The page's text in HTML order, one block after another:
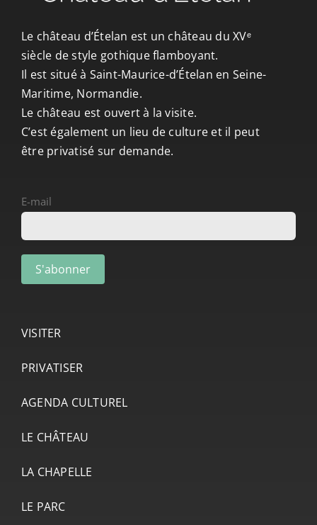
Le château d’Ételan est un château du XVᵉ
siècle de style gothique flamboyant.
Il est situé à Saint-Maurice-d’Ételan en Seine-
Maritime, Normandie.
Le château est ouvert à la visite.
C’est également un lieu de culture et il peut
être privatisé sur demande.
E-mail
VISITER
PRIVATISER
AGENDA CULTUREL
LE CHÂTEAU
LA CHAPELLE
LE PARC